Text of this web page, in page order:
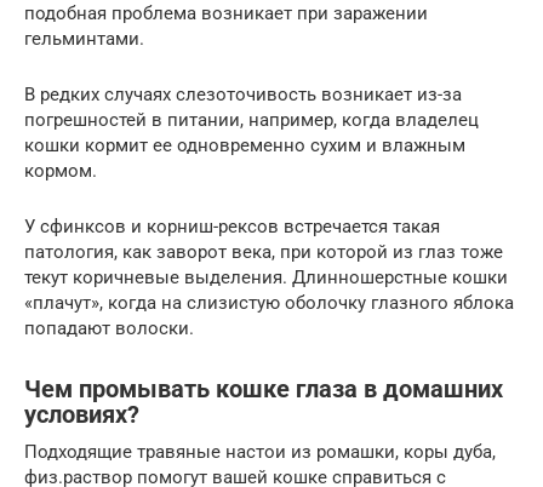
подобная проблема возникает при заражении
гельминтами.
В редких случаях слезоточивость возникает из-за
погрешностей в питании, например, когда владелец
кошки кормит ее одновременно сухим и влажным
кормом.
У сфинксов и корниш-рексов встречается такая
патология, как заворот века, при которой из глаз тоже
текут коричневые выделения. Длинношерстные кошки
«плачут», когда на слизистую оболочку глазного яблока
попадают волоски.
Чем промывать кошке глаза в домашних
условиях?
Подходящие травяные настои из ромашки, коры дуба,
физ.раствор помогут вашей кошке справиться с